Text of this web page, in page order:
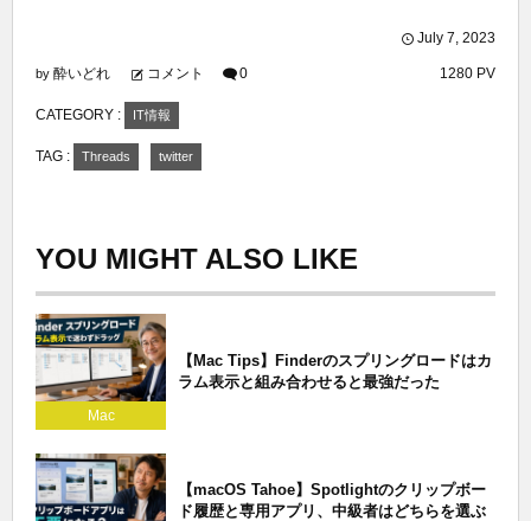
July 7, 2023
by 酔いどれ コメント 0 1280 PV
CATEGORY : IT情報
TAG : Threads twitter
YOU MIGHT ALSO LIKE
Mac
【Mac Tips】Finderのスプリングロードはカ
ラム表示と組み合わせると最強だった
【macOS Tahoe】Spotlightのクリップボー
ド履歴と専用アプリ、中級者はどちらを選ぶ